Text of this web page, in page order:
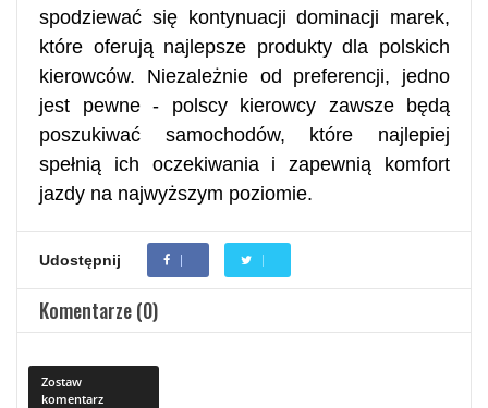
spodziewać się kontynuacji dominacji marek,
które oferują najlepsze produkty dla polskich
kierowców. Niezależnie od preferencji, jedno
jest pewne - polscy kierowcy zawsze będą
poszukiwać samochodów, które najlepiej
spełnią ich oczekiwania i zapewnią komfort
jazdy na najwyższym poziomie.
Udostępnij
Komentarze (0)
Zostaw
komentarz